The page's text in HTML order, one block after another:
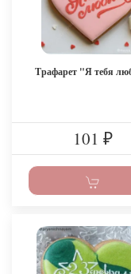
Трафарет "Я тебя
101 ₽